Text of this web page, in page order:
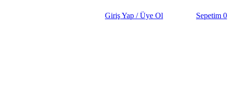
Giriş Yap / Üye Ol Sepetim 0